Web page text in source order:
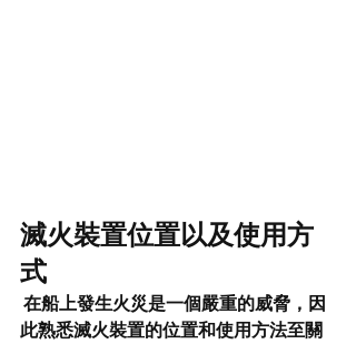
滅火裝置位置以及使用方
式
此熟悉滅火裝置的位置和使用方法至關